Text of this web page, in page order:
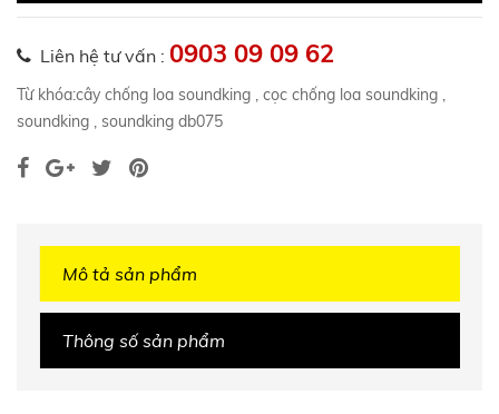
Liên hệ tư vấn : 0903 09 09 62
Từ khóa:cây chống loa soundking , cọc chống loa soundking ,
soundking , soundking db075
Mô tả sản phẩm
Thông số sản phẩm